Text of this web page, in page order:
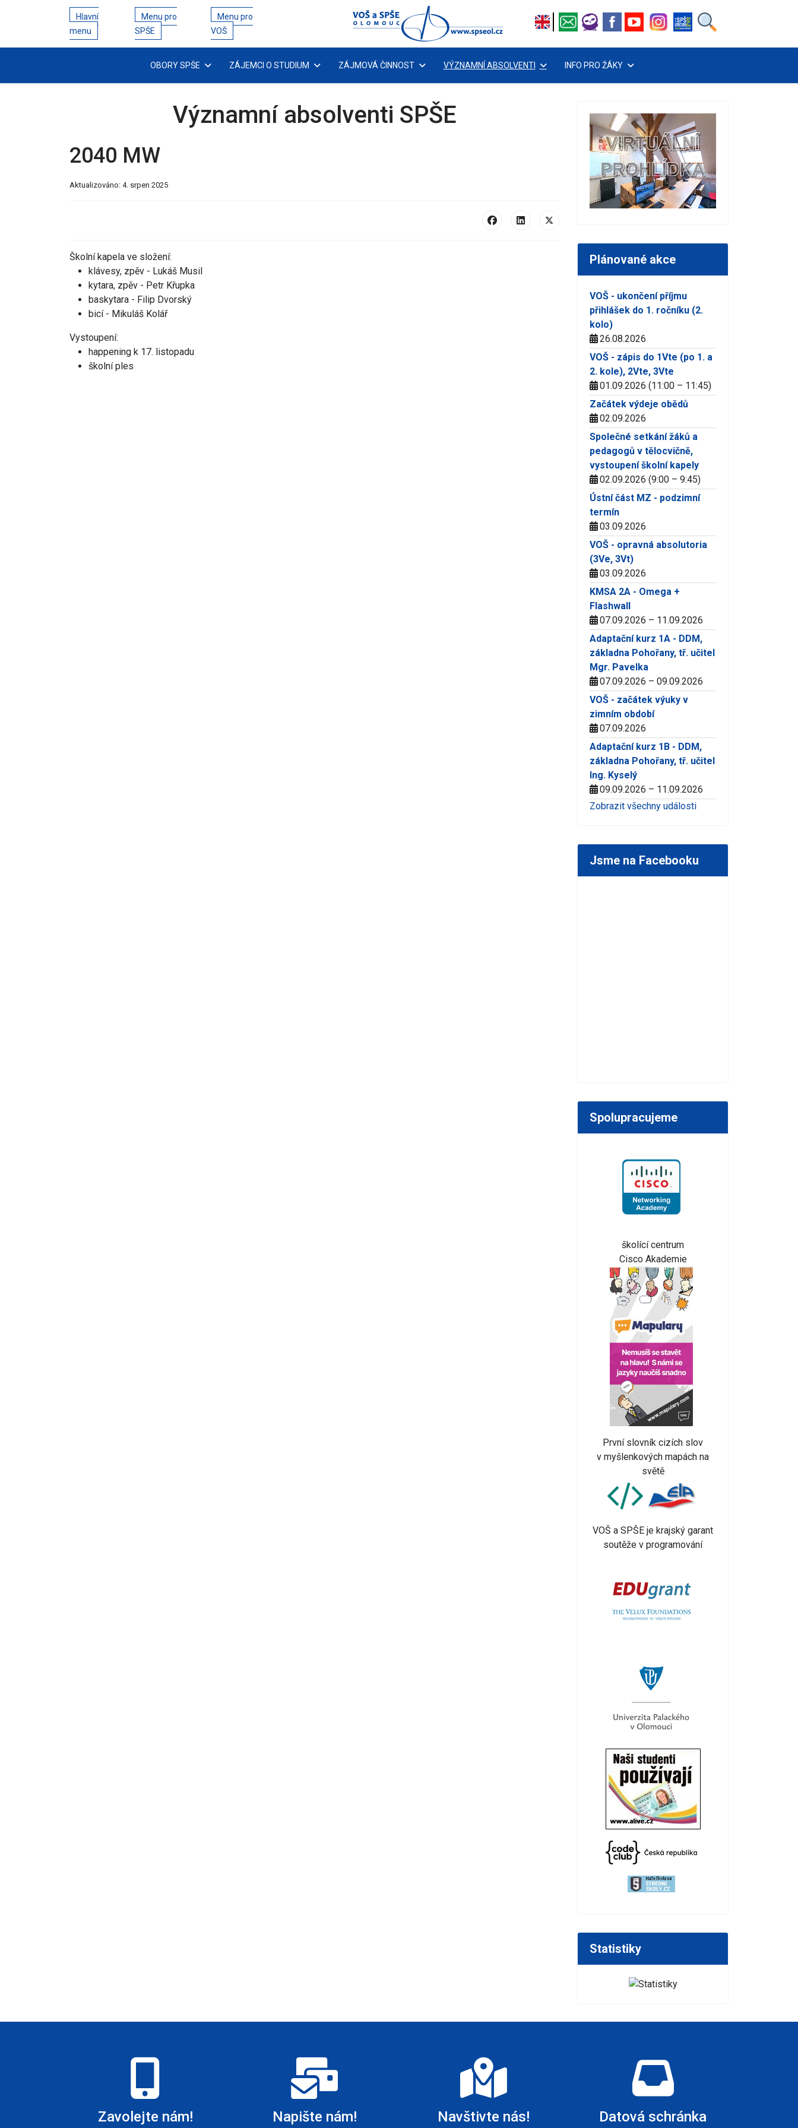
Hlavní
menu
Menu pro
SPŠE
Menu pro
VOŠ
OBORY SPŠE ZÁJEMCI O STUDIUM ZÁJMOVÁ ČINNOST VÝZNAMNÍ ABSOLVENTI INFO PRO ŽÁKY
Významní absolventi SPŠE
2040 MW
Aktualizováno: 4. srpen 2025
Školní kapela ve složení:
klávesy, zpěv - Lukáš Musil
kytara, zpěv - Petr Křupka
baskytara - Filip Dvorský
bicí - Mikuláš Kolář
Vystoupení:
happening k 17. listopadu
školní ples
Plánované akce
VOŠ - ukončení příjmu
přihlášek do 1. ročníku (2.
kolo)
26.08.2026
VOŠ - zápis do 1Vte (po 1. a
2. kole), 2Vte, 3Vte
01.09.2026 (11:00 – 11:45)
Začátek výdeje obědů
02.09.2026
Společné setkání žáků a
pedagogů v tělocvičně,
vystoupení školní kapely
02.09.2026 (9:00 – 9:45)
Ústní část MZ - podzimní
termín
03.09.2026
VOŠ - opravná absolutoria
(3Ve, 3Vt)
03.09.2026
KMSA 2A - Omega +
Flashwall
07.09.2026 – 11.09.2026
Adaptační kurz 1A - DDM,
základna Pohořany, tř. učitel
Mgr. Pavelka
07.09.2026 – 09.09.2026
VOŠ - začátek výuky v
zimním období
07.09.2026
Adaptační kurz 1B - DDM,
základna Pohořany, tř. učitel
Ing. Kyselý
09.09.2026 – 11.09.2026
Zobrazit všechny události
Jsme na Facebooku
Spolupracujeme
školící centrum
Cisco Akademie
První slovník cizích slov
v myšlenkových mapách na
světě
VOŠ a SPŠE je krajský garant
soutěže v programování
Statistiky
Zavolejte nám! Napište nám! Navštivte nás! Datová schránka